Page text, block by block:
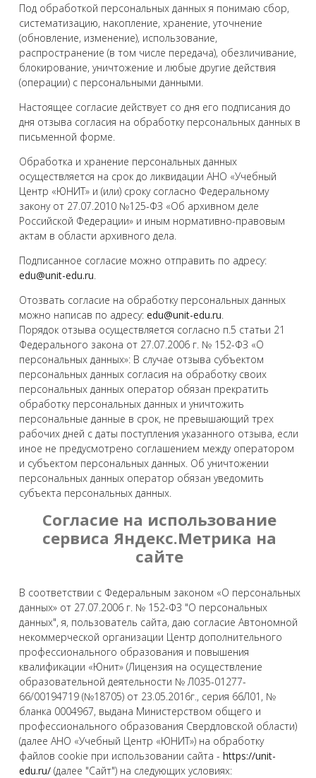
Под обработкой персональных данных я понимаю сбор,
систематизацию, накопление, хранение, уточнение
(обновление, изменение), использование,
распространение (в том числе передача), обезличивание,
блокирование, уничтожение и любые другие действия
(операции) с персональными данными.
Настоящее согласие действует со дня его подписания до
дня отзыва согласия на обработку персональных данных в
письменной форме.
Обработка и хранение персональных данных
осуществляется на срок до ликвидации АНО «Учебный
Центр «ЮНИТ» и (или) сроку согласно Федеральному
закону от 27.07.2010 №125-ФЗ «Об архивном деле
Российской Федерации» и иным нормативно-правовым
актам в области архивного дела.
Подписанное согласие можно отправить по адресу:
edu@unit-edu.ru.
Отозвать согласие на обработку персональных данных
можно написав по адресу: edu@unit-edu.ru.
Порядок отзыва осуществляется согласно п.5 статьи 21
Федерального закона от 27.07.2006 г. № 152-ФЗ «О
персональных данных»: В случае отзыва субъектом
персональных данных согласия на обработку своих
персональных данных оператор обязан прекратить
обработку персональных данных и уничтожить
персональные данные в срок, не превышающий трех
рабочих дней с даты поступления указанного отзыва, если
иное не предусмотрено соглашением между оператором
и субъектом персональных данных. Об уничтожении
персональных данных оператор обязан уведомить
субъекта персональных данных.
Согласие на использование
сервиса Яндекс.Метрика на
сайте
В соответствии с Федеральным законом «О персональных
данных» от 27.07.2006 г. № 152-ФЗ "О персональных
данных", я, пользователь сайта, даю согласие Автономной
некоммерческой организации Центр дополнительного
профессионального образования и повышения
квалификации «Юнит» (Лицензия на осуществление
образовательной деятельности № Л035-01277-
66/00194719 (№18705) от 23.05.2016г., серия 66Л01, №
бланка 0004967, выдана Министерством общего и
профессионального образования Свердловской области)
(далее АНО «Учебный Центр «ЮНИТ») на обработку
файлов cookie при использовании сайта - https://unit-
edu.ru/(далее "Сайт") на следующих условиях: